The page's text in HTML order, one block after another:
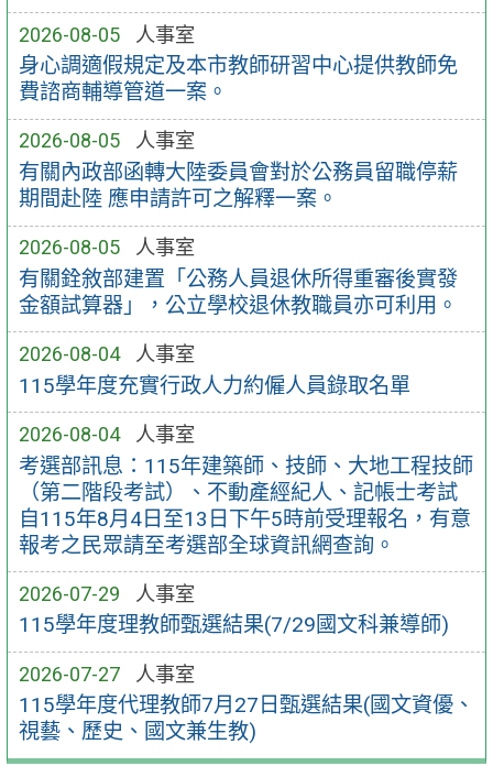
2026-08-05 人事室
身心調適假規定及本市教師研習中心提供教師免
費諮商輔導管道一案。
2026-08-05 人事室
有關內政部函轉大陸委員會對於公務員留職停薪
期間赴陸 應申請許可之解釋一案。
2026-08-05 人事室
有關銓敘部建置「公務人員退休所得重審後實發
金額試算器」，公立學校退休教職員亦可利用。
2026-08-04 人事室
115學年度充實行政人力約僱人員錄取名單
2026-08-04 人事室
考選部訊息：115年建築師、技師、大地工程技師
（第二階段考試）、不動產經紀人、記帳士考試
自115年8月4日至13日下午5時前受理報名，有意
報考之民眾請至考選部全球資訊網查詢。
2026-07-29 人事室
115學年度理教師甄選結果(7/29國文科兼導師)
2026-07-27 人事室
115學年度代理教師7月27日甄選結果(國文資優、
視藝、歷史、國文兼生教)